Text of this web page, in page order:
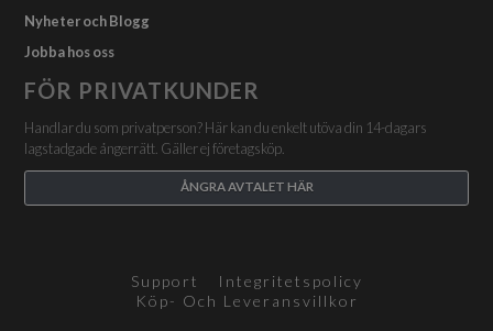
Nyheter och Blogg
Jobba hos oss
FÖR PRIVATKUNDER
Handlar du som privatperson? Här kan du enkelt utöva din 14-dagars
lagstadgade ångerrätt. Gäller ej företagsköp.
ÅNGRA AVTALET HÄR
Support
Integritetspolicy
Köp- Och Leveransvillkor